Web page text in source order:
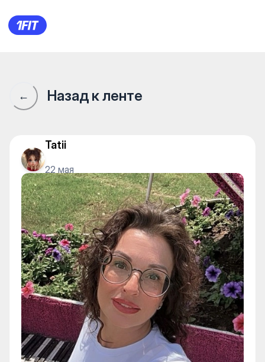
Green Land — Other
← Назад к ленте
Tatii
22 мая